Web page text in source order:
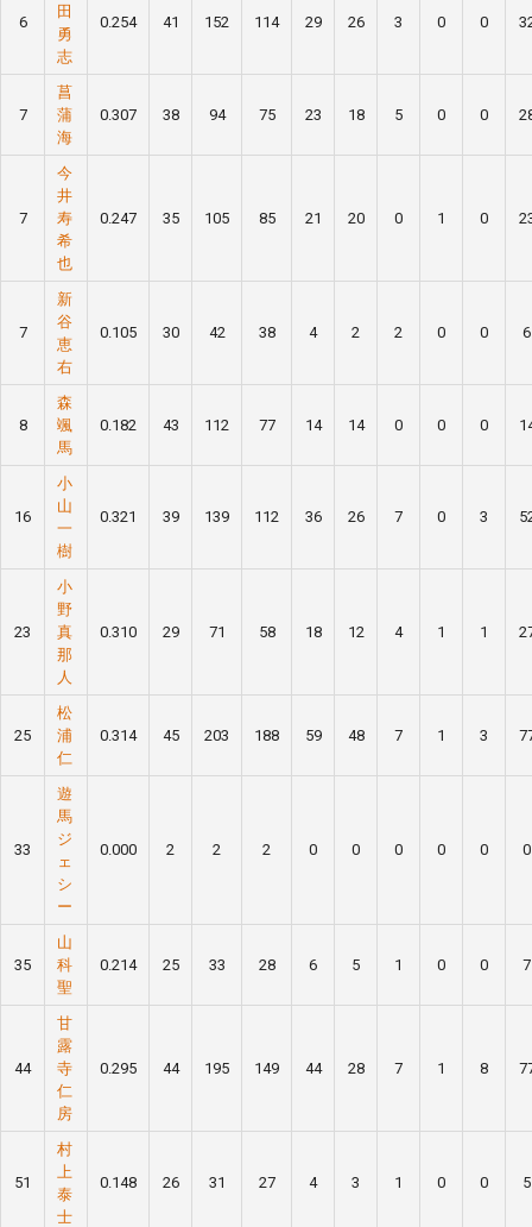
6
田
勇
志
0.254 41 152 114 29 26 3 0 0
7
菖
蒲
海
0.307 38 94 75 23 18 5 0 0
7
今
井
寿
希
也
0.247 35 105 85 21 20 0 1 0
7
新
谷
恵
右
0.105 30 42 38 4 2 2 0 0 6
8
森
颯
馬
0.182 43 112 77 14 14 0 0 0
16
小
山
一
樹
0.321 39 139 112 36 26 7 0 3
23
小
野
真
那
人
0.310 29 71 58 18 12 4 1 1
25
松
浦
仁
0.314 45 203 188 59 48 7 1 3
33
遊
馬
ジ
ェ
シ
ー
0.000 2 2 2 0 0 0 0 0 0
35
山
科
聖
0.214 25 33 28 6 5 1 0 0 7
44
甘
露
寺
仁
房
0.295 44 195 149 44 28 7 1 8
51
村
上
泰
士
0.148 26 31 27 4 3 1 0 0 5